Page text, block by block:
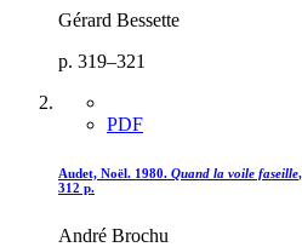
Gérard Bessette
p. 319–321
PDF
Audet, Noël. 1980. Quand la voile faseille
312 p.
André Brochu